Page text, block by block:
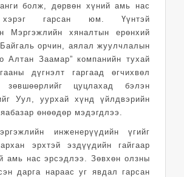
болж, дөрвөн хүний амь нас
хэрэг гарсан юм. Үүнтэй
Мэргэжлийн хяналтын ерөнхий
орчин, аялал жуулчлалын
Алтан Заамар” компанийн тухай
дүгнэлт гаргаад өгчихвөл
зөвшөөрлийг цуцлахад бэлэн
Уул, уурхай хүнд үйлдвэрийн
өнөөдөр мэдэгдлээ.
инженерүүдийн үгийг
эрхтэй эздүүдийн гайгаар
амь нас эрсэдлээ. Зөвхөн олзны
дарга нараас уг явдал гарсан